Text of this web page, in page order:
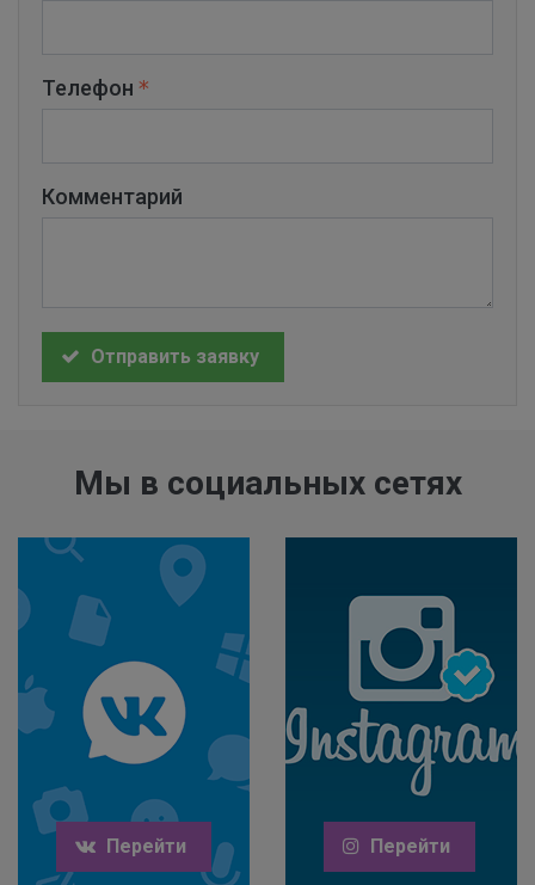
Телефон
Комментарий
Отправить заявку
Мы в социальных сетях
Перейти Перейти